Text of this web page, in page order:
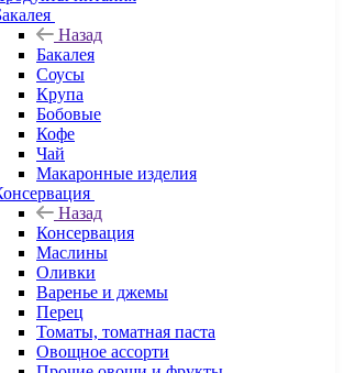
Назад
Бакалея
Соусы
Крупа
Бобовые
Кофе
Чай
Макаронные изделия
Назад
Консервация
Маслины
Оливки
Варенье и джемы
Перец
Томаты, томатная паста
Овощное ассорти